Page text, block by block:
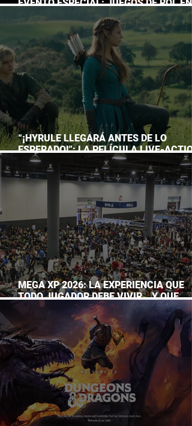
EVENTO ESPECIAL: JUEGOS DE ROL EN
“¡HYRULE LLEGARÁ ANTES DE LO
ESPERADO!”: LA PELÍCULA LIVE-
DE THE LEGEND OF ZELDA ADELANTA
ESTRENO
MEGA XP 2026: LA EXPERIENCIA QUE
TODO JUGADOR DEBE VIVIR… Y QUE
AHORA PUEDES DISFRUTAR A TU RITMO